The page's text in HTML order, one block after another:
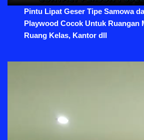
Pintu Lipat Geser Tipe Samowa
Playwood Cocok Untuk Ruangan
Ruang Kelas, Kantor dll